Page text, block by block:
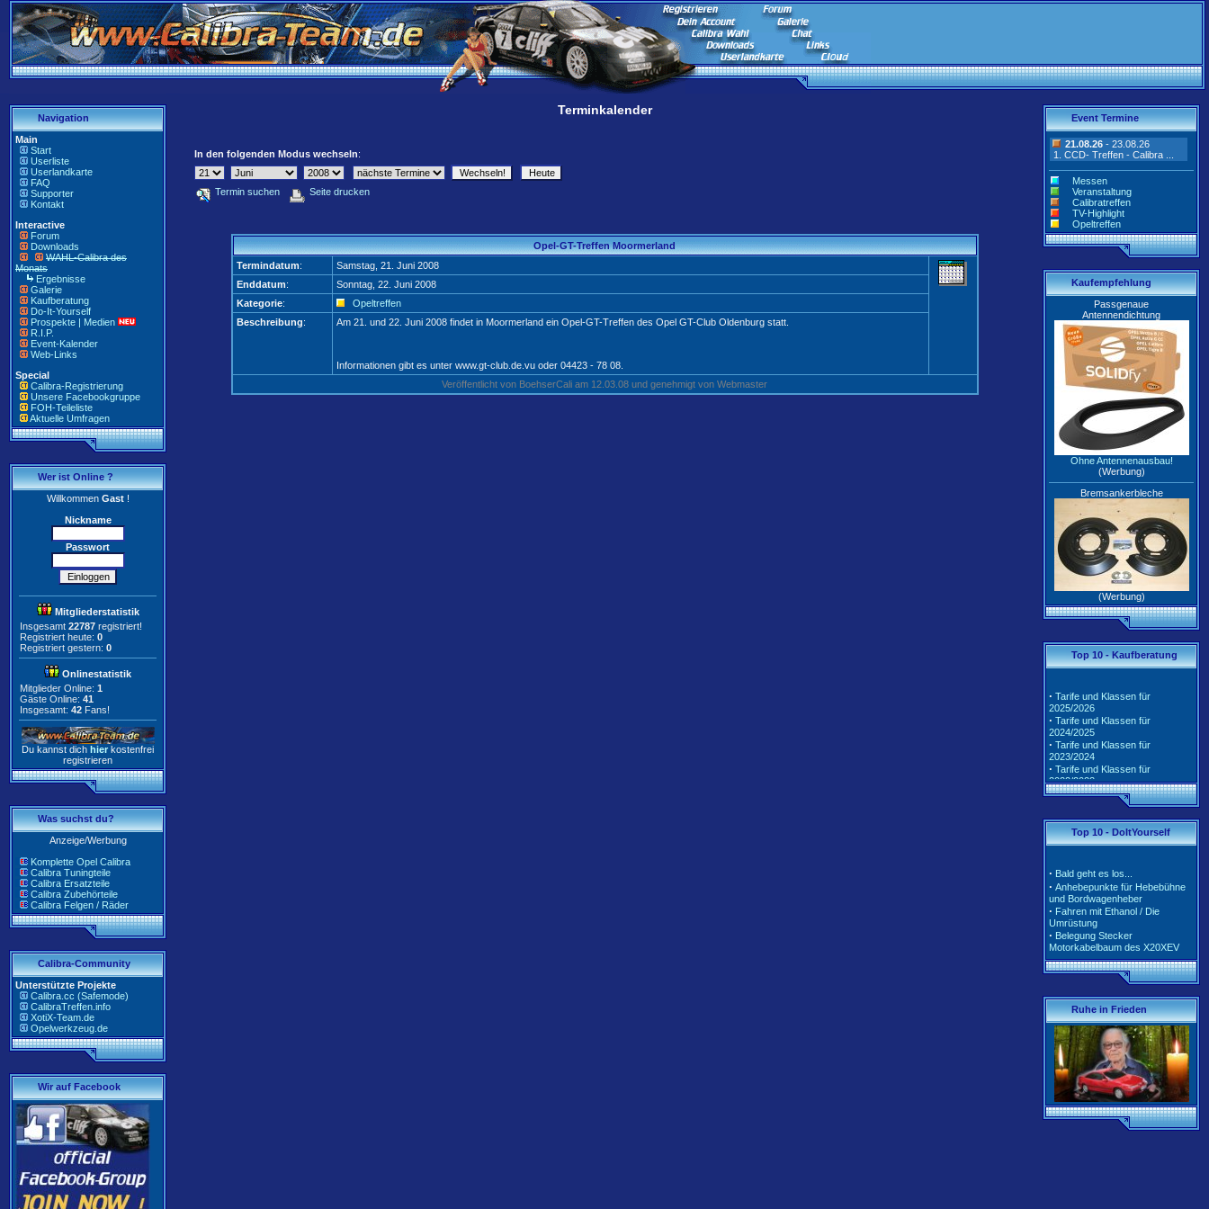
Navigation
Main
Start
Userliste
Userlandkarte
FAQ
Supporter
Kontakt
Interactive
Forum
Downloads
WAHL-Calibra des
Monats
Ergebnisse
Galerie
Kaufberatung
Do-It-Yourself
Prospekte | Medien
R.I.P.
Event-Kalender
Web-Links
Special
Calibra-Registrierung
Unsere Facebookgruppe
FOH-Teileliste
Aktuelle Umfragen
Wer ist Online ?
WillkommenGast!
Nickname
Passwort
Mitgliederstatistik
Insgesamt 22787 registriert!
Registriert heute: 0
Registriert gestern: 0
Onlinestatistik
Mitglieder Online: 1
Gäste Online: 41
Insgesamt: 42 Fans!
Du kannst dich hier kostenfrei
registrieren
Was suchst du?
Anzeige/Werbung
Komplette Opel Calibra
Calibra Tuningteile
Calibra Ersatzteile
Calibra Zubehörteile
Calibra Felgen / Räder
Calibra-Community
Unterstützte Projekte
Calibra.cc (Safemode)
CalibraTreffen.info
XotiX-Team.de
Opelwerkzeug.de
Wir auf Facebook
Terminkalender
In den folgenden Modus wechseln:
Termin suchen Seite drucken
Opel-GT-Treffen Moormerland
Termindatum:
Samstag, 21. Juni 2008
Enddatum:
Sonntag, 22. Juni 2008
Kategorie:
Opeltreffen
Beschreibung: Am 21. und 22. Juni 2008 findet in Moormerland ein Opel-GT-Treffen des Opel GT-Club Oldenburg statt.
Informationen gibt es unter www.gt-club.de.vu oder 04423 - 78 08.
Veröffentlicht von BoehserCali am 12.03.08 und genehmigt von Webmaster
Event Termine
21.08.26 - 23.08.26
1. CCD- Treffen - Calibra ...
Messen
Veranstaltung
Calibratreffen
TV-Highlight
Opeltreffen
Kaufempfehlung
Passgenaue
Antennendichtung
Ohne Antennenausbau!
(Werbung)
Bremsankerbleche
(Werbung)
Top 10 - Kaufberatung
2025/2026
· Tarife und Klassen für
2024/2025
· Tarife und Klassen für
2023/2024
· Tarife und Klassen für
2022/2023
· Tarife und Klassen für
2021/2022
· Tarife und Klassen für
2020/2021
· Tarife und Klassen für
· Tarife und Klassen für
2017/2018
· Unterschiedliche Software der
Motorsteuerung inkl. Teile-Nr.
Top 10 - DoItYourself
Anhebepunkte für Hebebühne
und Bordwagenheber
· Fahren mit Ethanol / Die
Umrüstung
· Belegung Stecker
Motorkabelbaum des X20XEV
· Radlagerwechsel an der
Calibra 4x4 - Hinterachse
· Gerissene Krümmer beim
X20XEV- Ursache und Abhilfe
· Klimaanlage - So wird richtig
befüllt
· Anleitung zum Ausbau der
Pendelstütze (Querlenker/Stabi-
Bereich)
Anleitung zum Umbau des
Lenkrads auf das Corsa-B-
Facelift Modell
Anleitung zur Beleuchtung des
Schiebedachschalters mit LED
Ruhe in Frieden